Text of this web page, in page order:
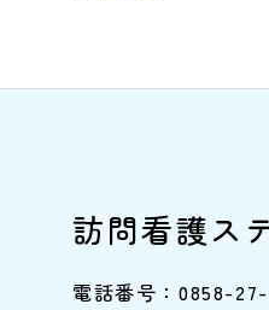
訪問看護ス
電話番号：0858-